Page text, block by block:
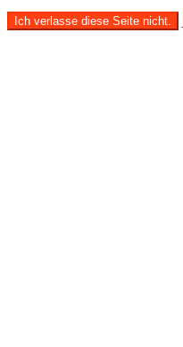
Ich verlasse diese Seite nicht.